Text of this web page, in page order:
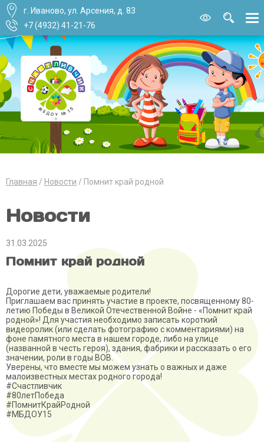
Версия для
г. Иваново, ул. Арсения, д. 83
+7 (4932) 41-21-76
Главная Новости Помнит край родной
Новости
31.03.2025
Помнит край родной
Дорогие дети, уважаемые родители!
Приглашаем вас принять участие в проекте, посвященному 80-
летию Победы в Великой Отечественной Войне - «Помнит край
родной»! Для участия необходимо записать короткий
видеоролик (или сделать фотографию с комментариями) на
фоне памятного места в нашем городе, либо на улице
(названной в честь героя), здания, фабрики и рассказать о его
значении, роли в годы ВОВ.
Уверены, что вместе мы можем узнать о важных и даже
малоизвестных местах родного города!
#Счастливчик
#80летПобеда
#ПомнитКрайРодной
#МБДОУ15